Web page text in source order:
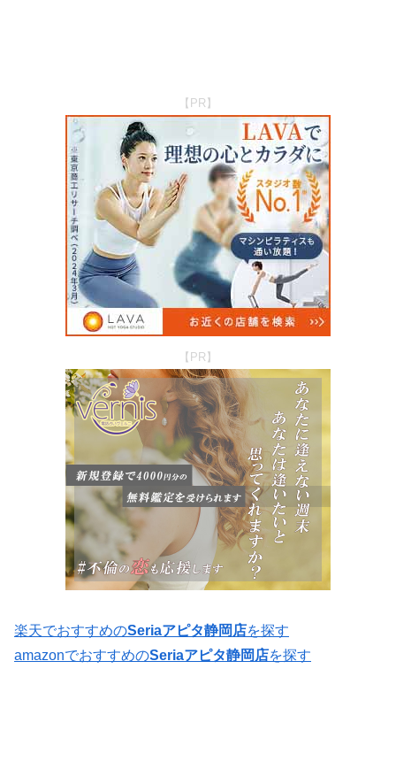
【PR】
【PR】
楽天でおすすめのSeriaアピタ静岡店を探す
amazonでおすすめのSeriaアピタ静岡店を探す